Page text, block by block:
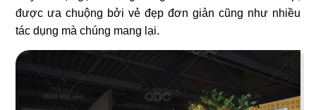
được ưa chuộng bởi vẻ đẹp đơn giản cũng như nhiều
tác dụng mà chúng mang lại.
65
CAFE 1987
Cafe sân vườn
NGUYÊN SINH EST.1942